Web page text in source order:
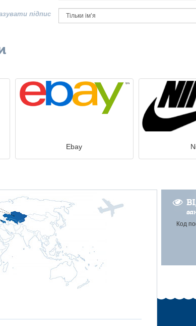
підпис
Ebay
Код